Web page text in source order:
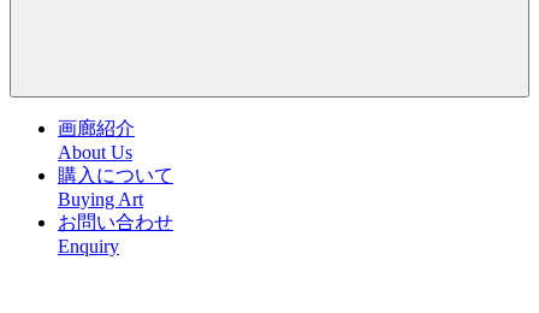
画廊紹介
About Us
購入について
Buying Art
お問い合わせ
Enquiry